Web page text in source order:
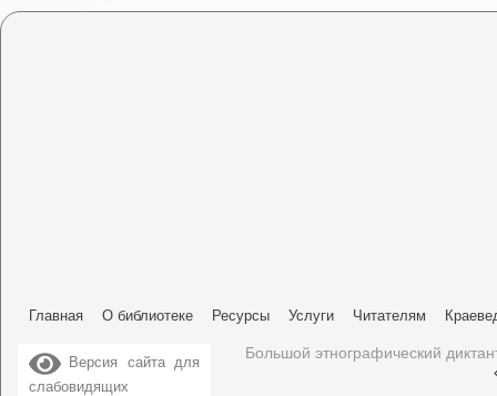
Главная О библиотеке Ресурсы Услуги Читателям
Версия сайта для
слабовидящих
Большой этнографический